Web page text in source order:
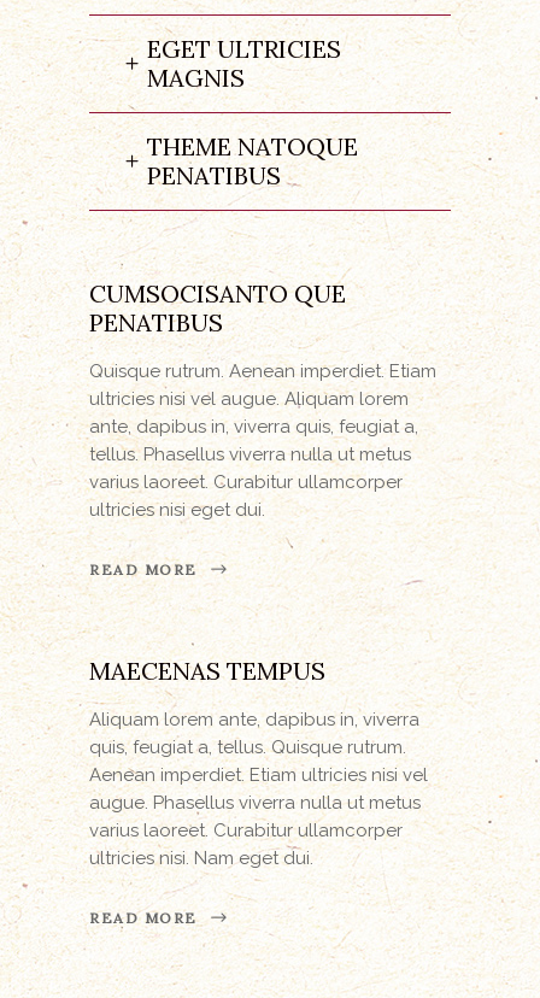
EGET ULTRICIES
MAGNIS
THEME NATOQUE
PENATIBUS
CUMSOCISANTO QUE
PENATIBUS
Quisque rutrum. Aenean imperdiet. Etiam
ultricies nisi vel augue. Aliquam lorem
ante, dapibus in, viverra quis, feugiat a,
tellus. Phasellus viverra nulla ut metus
varius laoreet. Curabitur ullamcorper
ultricies nisi eget dui.
READ MORE
MAECENAS TEMPUS
Aliquam lorem ante, dapibus in, viverra
quis, feugiat a, tellus. Quisque rutrum.
Aenean imperdiet. Etiam ultricies nisi vel
augue. Phasellus viverra nulla ut metus
varius laoreet. Curabitur ullamcorper
ultricies nisi. Nam eget dui.
READ MORE